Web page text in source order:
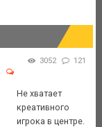
3052 121
Не хватает
креативного
игрока в центре.